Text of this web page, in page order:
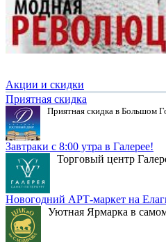
Акции и скидки
Приятная скидка
Приятная скидка в Большом
Завтраки с 8:00 утра в Галерее!
Торговый центр
Новогодний АРТ-маркет на
Уютная Ярмарка в